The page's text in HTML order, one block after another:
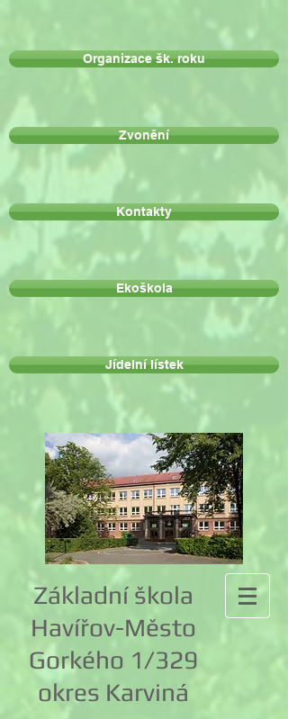
Organizace šk. roku
Zvonění
Kontakty
Ekoškola
Jídelní lístek
Základní škola
Havířov-Město
Gorkého 1/329
okres Karviná